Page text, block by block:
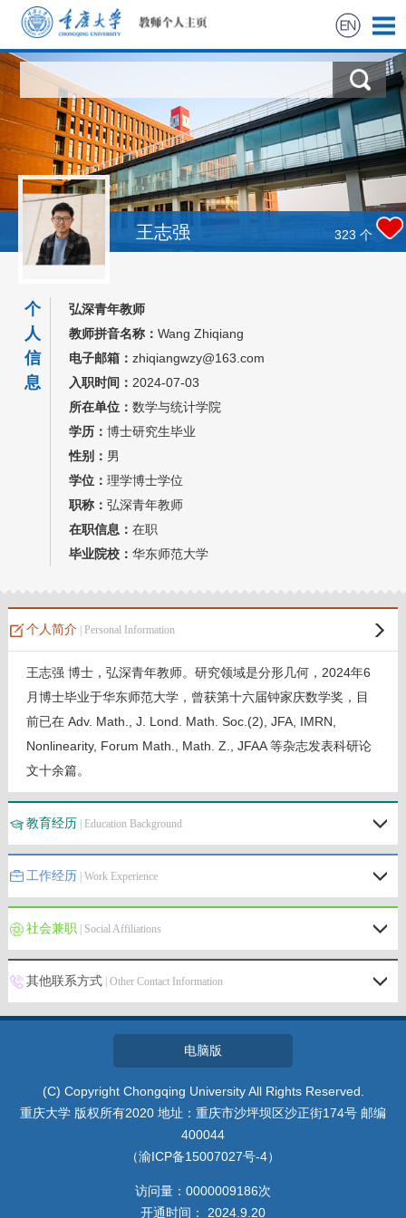
首页
科学研究
教学研究
获奖信息
学生信息
我的相册
王志强 323 个
个
人
信
息
弘深青年教师
教师拼音名称： Wang Zhiqiang
电子邮箱： zhiqiangwzy@163.com
入职时间： 2024-07-03
所在单位： 数学与统计学院
学历： 博士研究生毕业
性别： 男
学位： 理学博士学位
职称： 弘深青年教师
在职信息： 在职
毕业院校： 华东师范大学
个人简介| Personal Information
王志强 博士，弘深青年教师。研究领域是分形几何，2024年6
月博士毕业于华东师范大学，曾获第十六届钟家庆数学奖，目
前已在 Adv. Math., J. Lond. Math. Soc.(2), JFA, IMRN,
Nonlinearity, Forum Math., Math. Z., JFAA 等杂志发表科研论
文十余篇。
教育经历 | Education Background
工作经历 | Work Experience
社会兼职| Social Affiliations
其他联系方式| Other Contact Information
电脑版
(C) Copyright Chongqing University All Rights Reserved.
重庆大学 版权所有2020 地址：重庆市沙坪坝区沙正街174号 邮编
400044
（渝ICP备15007027号-4）
访问量： 0000009186次
开通时间： 2024 9 20